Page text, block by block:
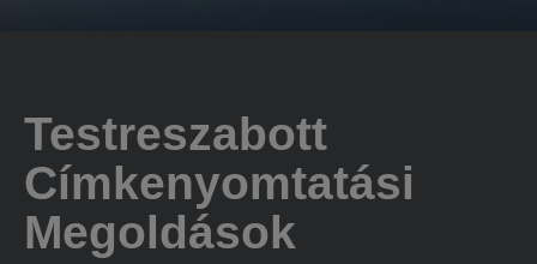
Testreszabott
Címkenyomtatási
Megoldások